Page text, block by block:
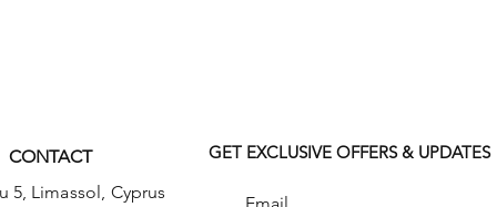
CONTACT
5, Limassol, Cyprus
GET EXCLUSIVE OFFERS & UPDATES